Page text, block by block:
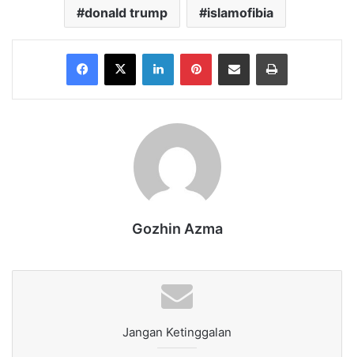
donald trump islamofibia
Facebook
X LinkedInPinterestShare via Email Print
Gozhin Azma
Jangan Ketinggalan